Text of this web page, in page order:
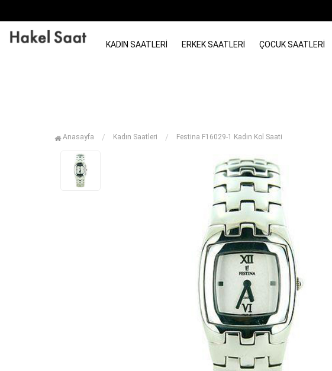
KADIN SAATLERI ERKEK SAATLERI ÇOCUK SAATLERI
Anasayfa Kadın Saatleri Festina F16029-1 Kadın Kol Saati